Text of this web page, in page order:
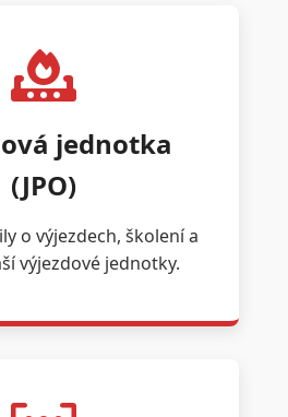
jednotka
(JPO)
o výjezdech, školení a
výjezdové jednotky.